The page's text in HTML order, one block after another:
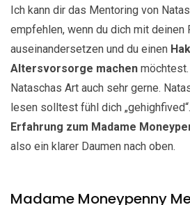
Ich kann dir das Mentoring von
empfehlen, wenn du dich mit deinen
auseinandersetzen und du einen
Altersvorsorge machen
Nataschas Art auch sehr gerne.
lesen solltest fühl dich
Erfahrung zum Madame
also ein klarer Daumen nach oben.
Madame Moneypenny